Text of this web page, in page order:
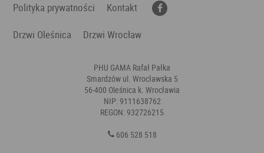
Polityka prywatności
Kontakt
Drzwi Oleśnica
Drzwi Wrocław
PHU GAMA Rafał Pałka
Smardzów ul. Wrocławska 5
56-400 Oleśnica k. Wrocławia
NIP: 9111638762
REGON: 932726215
606 528 518